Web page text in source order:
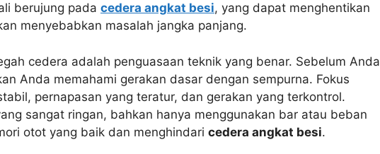
berujung pada cedera angkat besi, yang dapat menghentikan
menyebabkan masalah jangka panjang.
cedera adalah penguasaan teknik yang benar. Sebelum Anda
Anda memahami gerakan dasar dengan sempurna. Fokus
pernapasan yang teratur, dan gerakan yang terkontrol.
sangat ringan, bahkan hanya menggunakan bar atau beban
otot yang baik dan menghindari cedera angkat besi.